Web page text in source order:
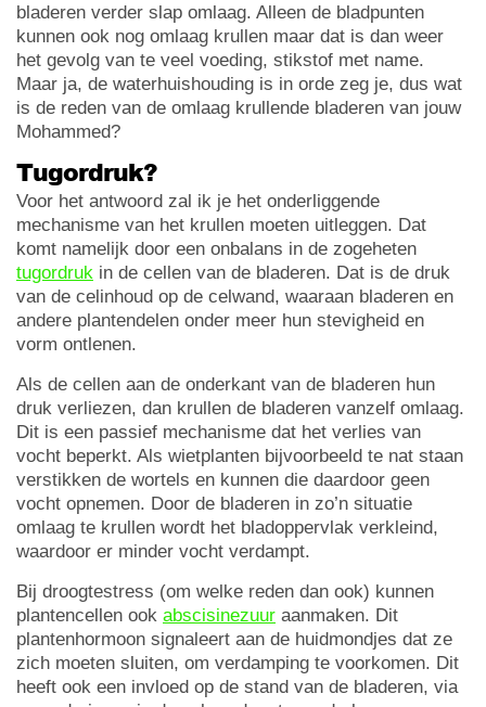
bladeren verder slap omlaag. Alleen de bladpunten
kunnen ook nog omlaag krullen maar dat is dan weer
het gevolg van te veel voeding, stikstof met name.
Maar ja, de waterhuishouding is in orde zeg je, dus wat
is de reden van de omlaag krullende bladeren van jouw
Mohammed?
Tugordruk?
Voor het antwoord zal ik je het onderliggende
mechanisme van het krullen moeten uitleggen. Dat
komt namelijk door een onbalans in de zogeheten
tugordruk in de cellen van de bladeren. Dat is de druk
van de celinhoud op de celwand, waaraan bladeren en
andere plantendelen onder meer hun stevigheid en
vorm ontlenen.
Als de cellen aan de onderkant van de bladeren hun
druk verliezen, dan krullen de bladeren vanzelf omlaag.
Dit is een passief mechanisme dat het verlies van
vocht beperkt. Als wietplanten bijvoorbeeld te nat staan
verstikken de wortels en kunnen die daardoor geen
vocht opnemen. Door de bladeren in zo’n situatie
omlaag te krullen wordt het bladoppervlak verkleind,
waardoor er minder vocht verdampt.
Bij droogtestress (om welke reden dan ook) kunnen
plantencellen ook abscisinezuur aanmaken. Dit
plantenhormoon signaleert aan de huidmondjes dat ze
zich moeten sluiten, om verdamping te voorkomen. Dit
heeft ook een invloed op de stand van de bladeren, via